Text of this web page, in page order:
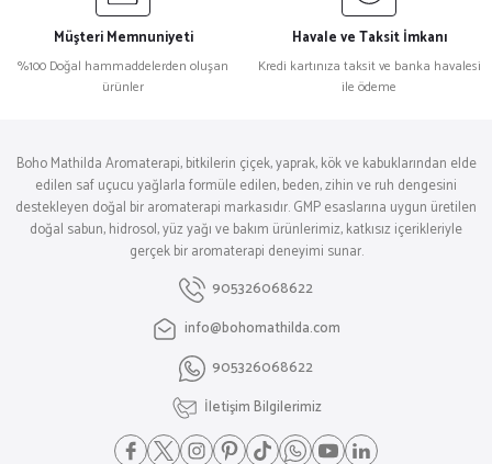
Müşteri Memnuniyeti
%100 Doğal hammaddelerden oluşan
ürünler
Havale ve Taksit İmkanı
Kredi kartınıza taksit ve banka havalesi
ile ödeme
Boho Mathilda Aromaterapi, bitkilerin çiçek, yaprak, kök ve kabuklarından elde
edilen saf uçucu yağlarla formüle edilen, beden, zihin ve ruh dengesini
destekleyen doğal bir aromaterapi markasıdır. GMP esaslarına uygun üretilen
doğal sabun, hidrosol, yüz yağı ve bakım ürünlerimiz, katkısız içerikleriyle
gerçek bir aromaterapi deneyimi sunar.
905326068622
info@bohomathilda.com
905326068622
İletişim Bilgilerimiz